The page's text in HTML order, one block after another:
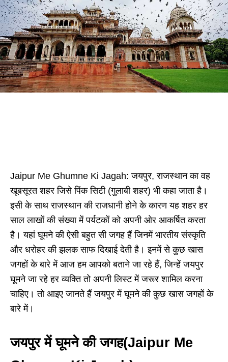
Jaipur Me Ghumne Ki Jagah: जयपुर, राजस्थान का वह
खूबसूरत शहर जिसे पिंक सिटी (गुलाबी शहर) भी कहा जाता है।
इसी के साथ राजस्थान की राजधानी होने के कारण यह शहर हर
साल लाखों की संख्या में पर्यटकों को अपनी ओर आकर्षित करता
है। यहां घूमने की ऐसी बहुत सी जगह हैं जिनमें भारतीय संस्कृति
और धरोहर की झलक साफ दिखाई देती है। इनमें से कुछ खास
जगहों के बारे में आज हम आपको बताने जा रहे हैं, जिन्हें जयपुर
घूमने जा रहे हर व्यक्ति तो अपनी लिस्ट में जरूर शामिल करना
चाहिए। तो आइए जानते हैं जयपुर में घूमने की कुछ खास जगहों के
बारे में।
जयपुर में घूमने की जगह(Jaipur Me